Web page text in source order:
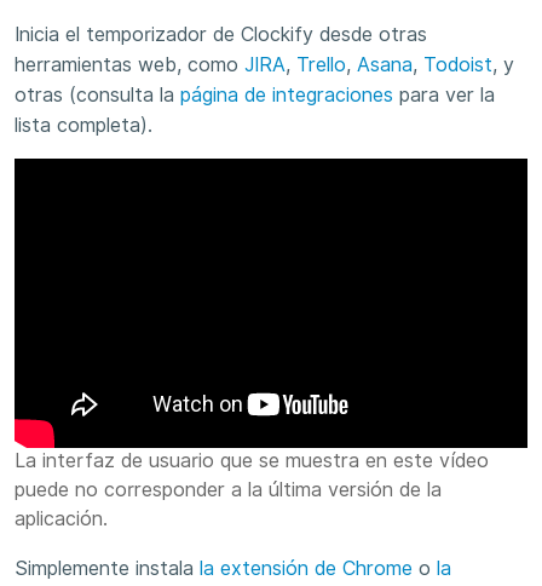
Inicia el temporizador de Clockify desde otras
herramientas web, como JIRA, Trello, Asana, Todoist, y
otras (consulta la página de integraciones para ver la
lista completa).
La interfaz de usuario que se muestra en este vídeo
puede no corresponder a la última versión de la
aplicación.
Simplemente instala la extensión de Chrome o la